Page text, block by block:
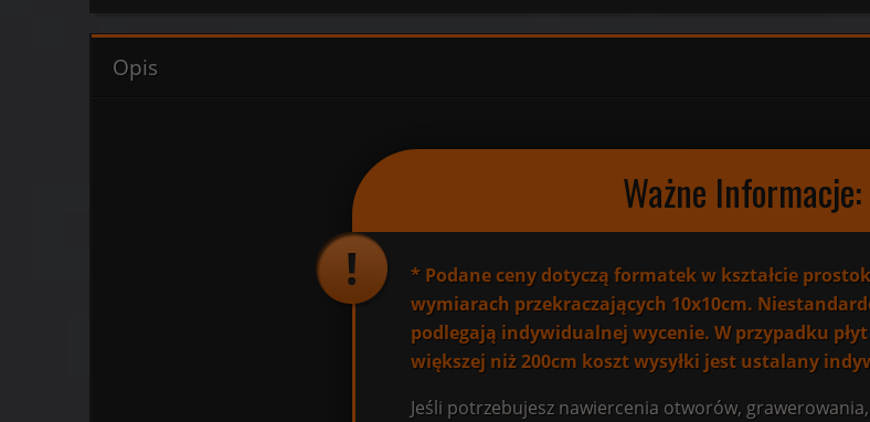
Opis
Ważne Informacje:
* Podane ceny dotyczą formatek w kształcie
wymiarach przekraczających 10x10cm.
podlegają indywidualnej wycenie. W przypadku płyt
większej niż 200cm koszt wysyłki jest ustalany
Jeśli potrzebujesz nawiercenia otworów,